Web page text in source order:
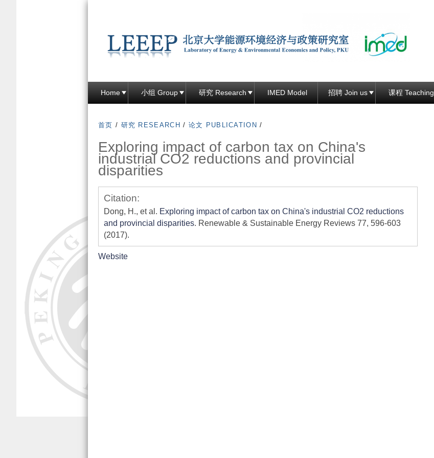
到
页
主
部
分
Home 小组 Group 研究 Research IMED Model 招聘 Join us 课程 Teaching
首页 / 研究 RESEARCH / 论文 PUBLICATION /
Exploring impact of carbon tax on China's
industrial CO2 reductions and provincial
disparities
Citation:
Dong, H., et al. Exploring impact of carbon tax on China's industrial CO2 reductions
and provincial disparities. Renewable & Sustainable Energy Reviews 77, 596-603
(2017).
Website